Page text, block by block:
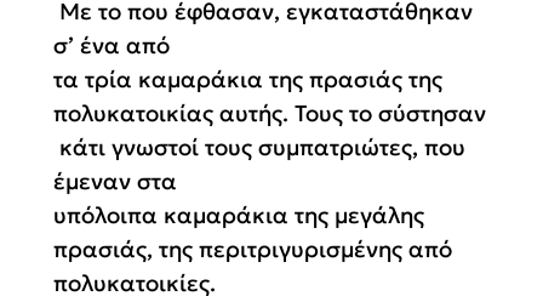
Με το που έφθασαν, εγκαταστάθηκαν
σ’ ένα από
τα τρία καμαράκια της πρασιάς της
πολυκατοικίας αυτής. Τους το σύστησαν
κάτι γνωστοί τους συμπατριώτες, που
έμεναν στα
υπόλοιπα καμαράκια της μεγάλης
πρασιάς, της περιτριγυρισμένης από
πολυκατοικίες.